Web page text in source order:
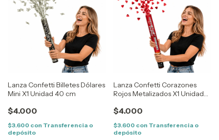
Lanza Confetti Billetes Dólares
Mini X1 Unidad 40 cm
$4.000
$3.600 con Transferencia o
depósito
Lanza Confetti Corazones
Rojos Metalizados X1 Unidad
$4.000
$3.600 con Transferencia o
depósito